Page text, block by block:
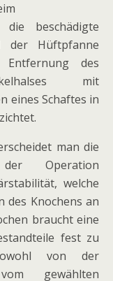
die beschädigte
der Hüftpfanne
des
mit
eines Schaftes in
man die
Operation
welche
des Knochens an
braucht eine
fest zu
von der
gewählten